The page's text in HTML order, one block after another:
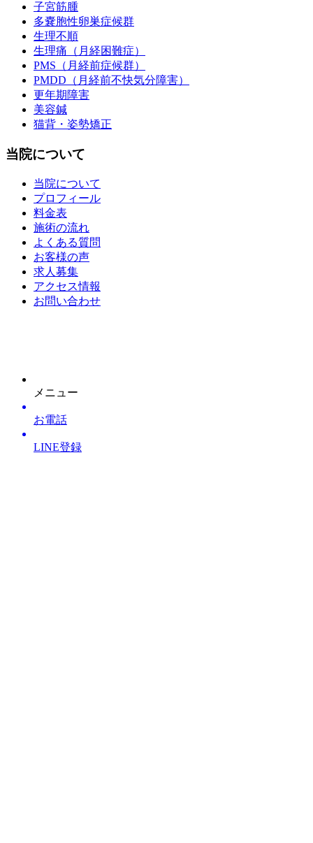
子宮筋腫
多嚢胞性卵巣症候群
生理不順
生理痛（月経困難症）
PMS（月経前症候群）
PMDD（月経前不快気分障害）
更年期障害
美容鍼
猫背・姿勢矯正
当院について
当院について
プロフィール
料金表
施術の流れ
よくある質問
お客様の声
求人募集
アクセス情報
お問い合わせ
メニュー
お電話
LINE登録